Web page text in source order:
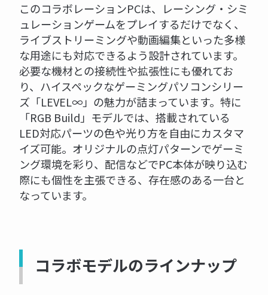
このコラボレーションPCは、レーシング・シミ
ュレーションゲームをプレイするだけでなく、
ライブストリーミングや動画編集といった多様
な用途にも対応できるよう設計されています。
必要な機材との接続性や拡張性にも優れてお
り、ハイスペックなゲーミングパソコンシリー
ズ「LEVEL∞」の魅力が詰まっています。特に
「RGB Build」モデルでは、搭載されている
LED対応パーツの色や光り方を自由にカスタマ
イズ可能。オリジナルの点灯パターンでゲーミ
ング環境を彩り、配信などでPC本体が映り込む
際にも個性を主張できる、存在感のある一台と
なっています。
コラボモデルのラインナップ